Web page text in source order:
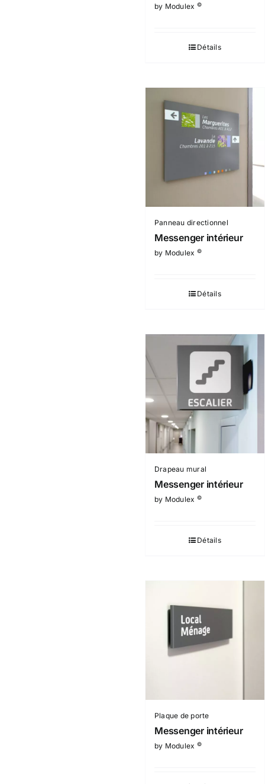
by Modulex ©
Détails
Panneau directionnel
Messenger intérieur
by Modulex ©
Détails
Drapeau mural
Messenger intérieur
by Modulex ©
Détails
Plaque de porte
Messenger intérieur
by Modulex ©